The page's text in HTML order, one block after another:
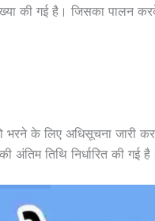
की गई है। जिसका पालन
के लिए अधिसूचना जारी कर
तिथि निर्धारित की गई है।